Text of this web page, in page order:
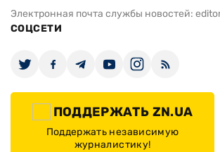
Электронная почта службы новостей:
СОЦСЕТИ
ПОДДЕРЖАТЬ ZN.UA
Поддержать независимую
журналистику!